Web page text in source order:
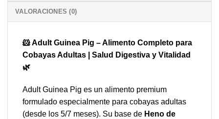
VALORACIONES (0)
🐹 Adult Guinea Pig – Alimento Completo para
Cobayas Adultas | Salud Digestiva y Vitalidad
🌿
Adult Guinea Pig es un alimento premium
formulado especialmente para cobayas adultas
(desde los 5/7 meses). Su base de Heno de